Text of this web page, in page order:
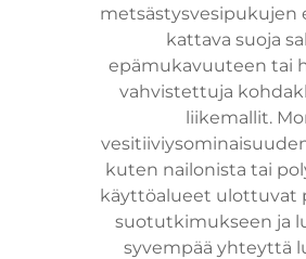
metsästysvesipukujen
kattava suoja
epämukavuuteen tai
vahvistettuja
liikemallit.
kuten nailonista tai
käyttöalueet ulottuvat
suo­tutkimukseen ja
syvempää yhteyttä